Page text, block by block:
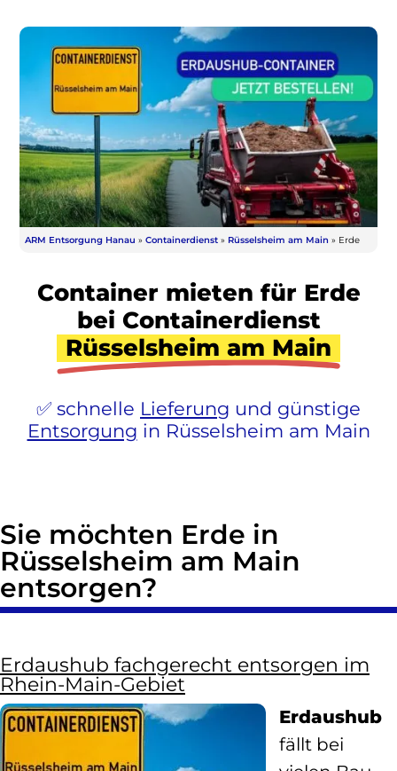
ARM Entsorgung Hanau » Containerdienst » Rüsselsheim am Main » Erde
Container mieten für Erde
bei Containerdienst
Rüsselsheim am Main
schnelle Lieferung und günstige
Entsorgung in Rüsselsheim am Main
Sie möchten Erde in
Rüsselsheim am Main
entsorgen?
Erdaushub fachgerecht entsorgen im
Rhein-Main-Gebiet
Erdaushub
fällt bei